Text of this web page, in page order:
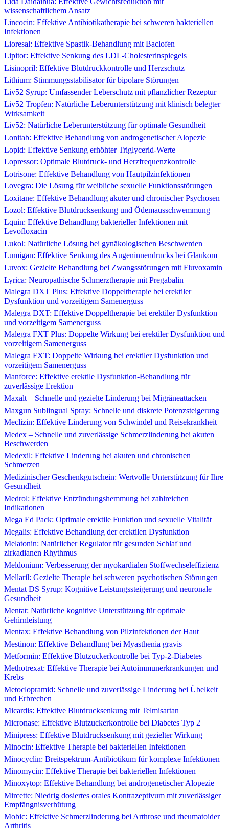
wissenschaftlichem Ansatz
Lincocin: Effektive Antibiotikatherapie bei schweren bakteriellen
Infektionen
Lioresal: Effektive Spastik-Behandlung mit Baclofen
Lipitor: Effektive Senkung des LDL-Cholesterinspiegels
Lisinopril: Effektive Blutdruckkontrolle und Herzschutz
Lithium: Stimmungsstabilisator für bipolare Störungen
Liv52 Syrup: Umfassender Leberschutz mit pflanzlicher Rezeptur
Liv52 Tropfen: Natürliche Leberunterstützung mit klinisch belegter
Wirksamkeit
Liv52: Natürliche Leberunterstützung für optimale Gesundheit
Lonitab: Effektive Behandlung von androgenetischer Alopezie
Lopid: Effektive Senkung erhöhter Triglycerid-Werte
Lopressor: Optimale Blutdruck- und Herzfrequenzkontrolle
Lotrisone: Effektive Behandlung von Hautpilzinfektionen
Lovegra: Die Lösung für weibliche sexuelle Funktionsstörungen
Loxitane: Effektive Behandlung akuter und chronischer Psychosen
Lozol: Effektive Blutdrucksenkung und Ödemausschwemmung
Lquin: Effektive Behandlung bakterieller Infektionen mit
Levofloxacin
Lukol: Natürliche Lösung bei gynäkologischen Beschwerden
Lumigan: Effektive Senkung des Augeninnendrucks bei Glaukom
Luvox: Gezielte Behandlung bei Zwangsstörungen mit Fluvoxamin
Lyrica: Neuropathische Schmerztherapie mit Pregabalin
Malegra DXT Plus: Effektive Doppeltherapie bei erektiler
Dysfunktion und vorzeitigem Samenerguss
Malegra DXT: Effektive Doppeltherapie bei erektiler Dysfunktion
und vorzeitigem Samenerguss
Malegra FXT Plus: Doppelte Wirkung bei erektiler Dysfunktion und
vorzeitigem Samenerguss
Malegra FXT: Doppelte Wirkung bei erektiler Dysfunktion und
vorzeitigem Samenerguss
Manforce: Effektive erektile Dysfunktion-Behandlung für
zuverlässige Erektion
Maxalt – Schnelle und gezielte Linderung bei Migräneattacken
Maxgun Sublingual Spray: Schnelle und diskrete Potenzsteigerung
Meclizin: Effektive Linderung von Schwindel und Reisekrankheit
Medex – Schnelle und zuverlässige Schmerzlinderung bei akuten
Beschwerden
Medexil: Effektive Linderung bei akuten und chronischen
Schmerzen
Medizinischer Geschenkgutschein: Wertvolle Unterstützung für Ihre
Gesundheit
Medrol: Effektive Entzündungshemmung bei zahlreichen
Indikationen
Mega Ed Pack: Optimale erektile Funktion und sexuelle Vitalität
Megalis: Effektive Behandlung der erektilen Dysfunktion
Melatonin: Natürlicher Regulator für gesunden Schlaf und
zirkadianen Rhythmus
Meldonium: Verbesserung der myokardialen Stoffwechseleffizienz
Mellaril: Gezielte Therapie bei schweren psychotischen Störungen
Mentat DS Syrup: Kognitive Leistungssteigerung und neuronale
Gesundheit
Mentat: Natürliche kognitive Unterstützung für optimale
Gehirnleistung
Mentax: Effektive Behandlung von Pilzinfektionen der Haut
Mestinon: Effektive Behandlung bei Myasthenia gravis
Metformin: Effektive Blutzuckerkontrolle bei Typ-2-Diabetes
Methotrexat: Effektive Therapie bei Autoimmunerkrankungen und
Krebs
Metoclopramid: Schnelle und zuverlässige Linderung bei Übelkeit
und Erbrechen
Micardis: Effektive Blutdrucksenkung mit Telmisartan
Micronase: Effektive Blutzuckerkontrolle bei Diabetes Typ 2
Minipress: Effektive Blutdrucksenkung mit gezielter Wirkung
Minocin: Effektive Therapie bei bakteriellen Infektionen
Minocyclin: Breitspektrum-Antibiotikum für komplexe Infektionen
Minomycin: Effektive Therapie bei bakteriellen Infektionen
Minoxytop: Effektive Behandlung bei androgenetischer Alopezie
Mircette: Niedrig dosiertes orales Kontrazeptivum mit zuverlässiger
Empfängnisverhütung
Mobic: Effektive Schmerzlinderung bei Arthrose und rheumatoider
Arthritis